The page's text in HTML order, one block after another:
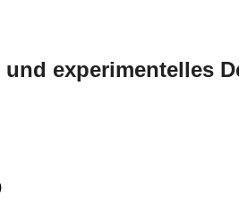
experimentelles